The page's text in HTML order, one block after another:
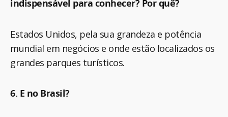
indispensável para conhecer? Por quê?
Estados Unidos, pela sua grandeza e potência
mundial em negócios e onde estão localizados os
grandes parques turísticos.
6. E no Brasil?